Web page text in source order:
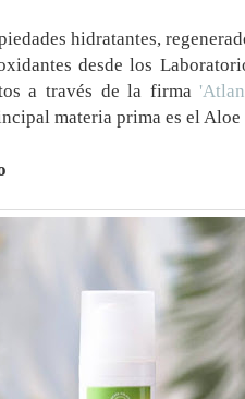
hidratantes,
desde los
a través de la firma
materia prima es el